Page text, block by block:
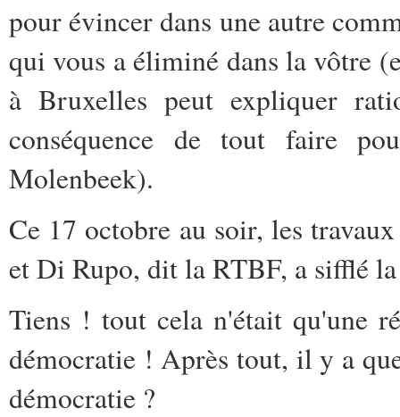
pour évincer dans une autre
qui vous a éliminé dans la vôtre
à Bruxelles peut expliquer
conséquence de tout faire
Molenbeek).
Ce 17 octobre au soir, les
et Di Rupo, dit la RTBF, a sifflé
Tiens ! tout cela n'était qu'une
démocratie ! Après tout, il y a
démocratie ?